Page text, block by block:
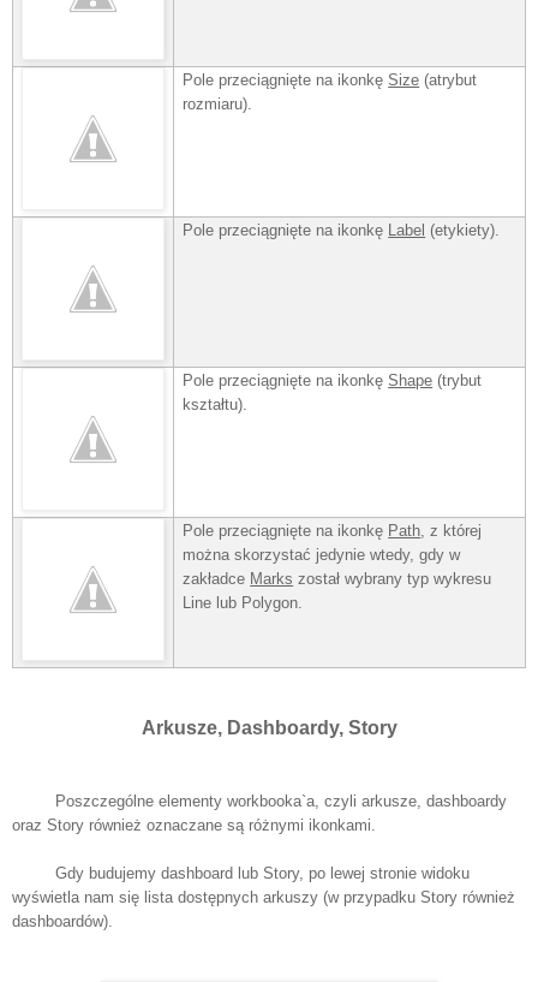
Pole przeciągnięte na ikonkęSize (atrybut
rozmiaru).
Pole przeciągnięte na ikonkę Label (etykiety).
Pole przeciągnięte na ikonkę Shape (trybut
kształtu).
Pole przeciągnięte na ikonkę Path , z której
można skorzystać jedynie wtedy, gdy w
zakładce Marks został wybrany typ wykresu
Line lub Polygon.
Arkusze, Dashboardy, Story
Poszczególne elementy workbooka`a, czyli arkusze, dashboardy
oraz Story również oznaczane są różnymi ikonkami.
Gdy budujemy dashboard lub Story, po lewej stronie widoku
wyświetla nam się lista dostępnych arkuszy (w przypadku Story również
dashboardów).